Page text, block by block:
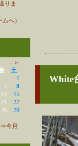
りま
へ）
--＞
土
1
7
8
14
15
21
22
28
29
⇒今月
White